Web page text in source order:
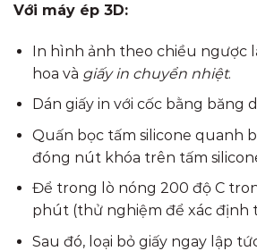
Với máy ép 3D:
In hình ảnh theo chiều ngược
hoa và giấy in chuyển nhiệt.
Dán giấy in với cốc bằng băng
Quấn bọc tấm silicone quanh
đóng nút khóa trên tấm
Để trong lò nóng 200 độ C
phút (thử nghiệm để xác định
Sau đó, loại bỏ giấy ngay lập